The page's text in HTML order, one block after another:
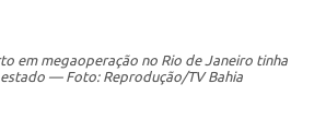
em megaoperação no Rio de Janeiro tinha
— Foto: Reprodução/TV Bahia